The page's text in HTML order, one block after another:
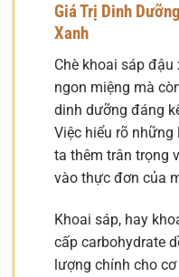
Giá Trị Dinh
Xanh
Chè khoai sáp
ngon miệng mà
dinh dưỡng đáng
Việc hiểu rõ
ta thêm trân trọng
vào thực đơn của
Khoai sáp, hay
cấp carbohydrate
lượng chính cho